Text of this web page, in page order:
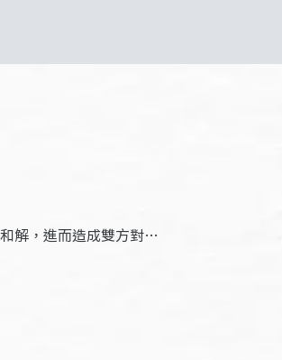
解，進而造成雙方對…